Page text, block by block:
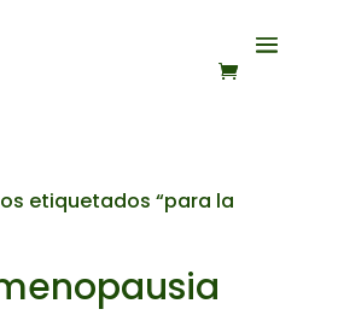
etiquetados “para la